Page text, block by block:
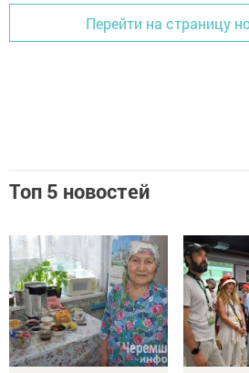
Перейти на страницу
Топ 5 новостей